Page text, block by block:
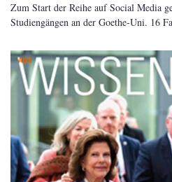
Zum Start der Reihe auf Social Media
Studiengängen an der Goethe-Uni. 16